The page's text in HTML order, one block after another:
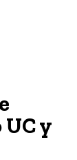
y